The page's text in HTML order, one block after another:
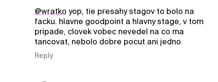
@wratko yop, tie presahy stagov to bolo na
facku. hlavne goodpoint a hlavny stage, v tom
pripade, clovek vobec nevedel na co ma
tancovat, nebolo dobre pocut ani jedno
Reply